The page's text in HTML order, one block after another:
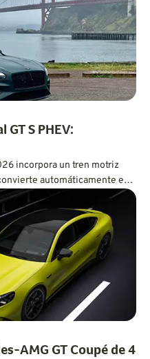
S PHEV:
incorpora un tren motriz
automáticamente en
AMG GT Coupé de 4